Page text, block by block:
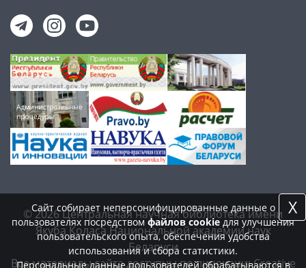
© 2026 Центральная научная библиотека имени
Якуба Коласа Национальной академии наук
Беларуси
Все материалы сайта доступны по лицензии:Creative
Сайт собирает неперсонифицированные данные о
пользователях посредствомфайлов cookieдля улучшения
пользовательского опыта, обеспечения удобства
использования и сбора статистики.
Персональные данные пользователей обрабатываются в
X